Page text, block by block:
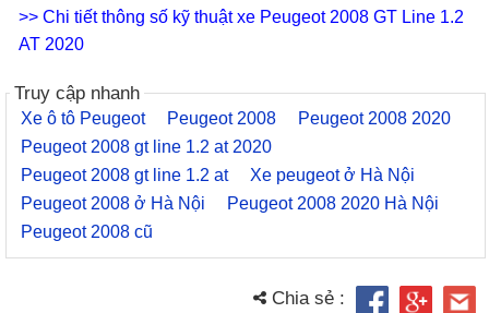
>> Chi tiết thông số kỹ thuật xe Peugeot 2008 GT Line 1.2
AT 2020
Truy cập nhanh
Xe ô tô Peugeot Peugeot 2008
Peugeot 2008 2020
Peugeot 2008 gt line 1.2 at 2020
Peugeot 2008 gt line 1.2 at
Xe peugeot ở Hà Nội
Peugeot 2008 ở Hà Nội
Peugeot 2008 2020 Hà Nội
Peugeot 2008 cũ
Chia sẻ :